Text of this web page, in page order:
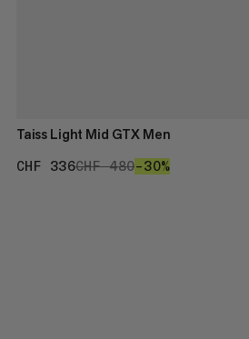
Taiss Light Mid GTX Men
CHF 336CHF 336
CHF 480CHF 480
–30%